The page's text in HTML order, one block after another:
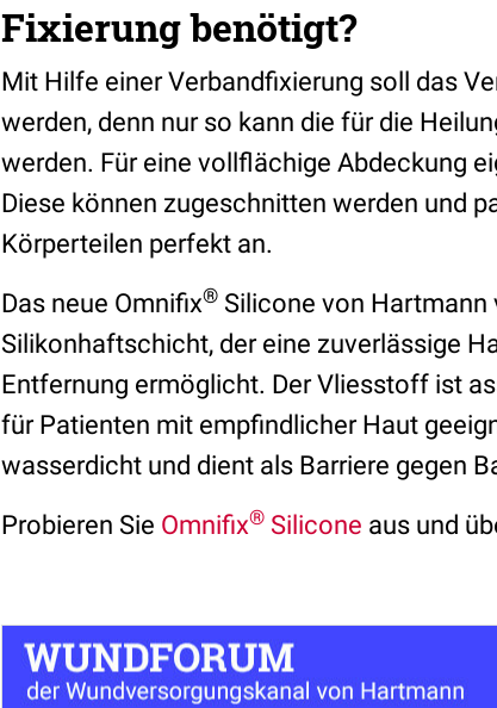
Fixierung benötigt?
Mit Hilfe einer Verbandfixierung soll das
werden, denn nur so kann die für die
werden. Für eine vollflächige Abdeckung
Diese können zugeschnitten werden und
Körperteilen perfekt an.
Das neue Omnifix® Silicone von
Silikonhaftschicht, der eine zuverlässige
Entfernung ermöglicht. Der Vliesstoff ist
für Patienten mit empfindlicher Haut
wasserdicht und dient als Barriere gegen
Probieren Sie Omnifix® Silicone aus und